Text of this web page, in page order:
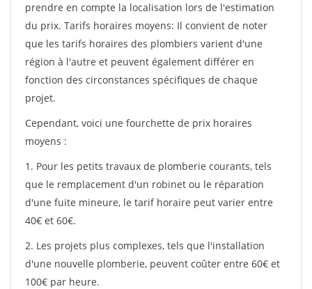
prendre en compte la localisation lors de l'estimation
du prix. Tarifs horaires moyens: Il convient de noter
que les tarifs horaires des plombiers varient d'une
région à l'autre et peuvent également différer en
fonction des circonstances spécifiques de chaque
projet.
Cependant, voici une fourchette de prix horaires
moyens :
1. Pour les petits travaux de plomberie courants, tels
que le remplacement d'un robinet ou le réparation
d'une fuite mineure, le tarif horaire peut varier entre
40€ et 60€.
2. Les projets plus complexes, tels que l'installation
d'une nouvelle plomberie, peuvent coûter entre 60€ et
100€ par heure.